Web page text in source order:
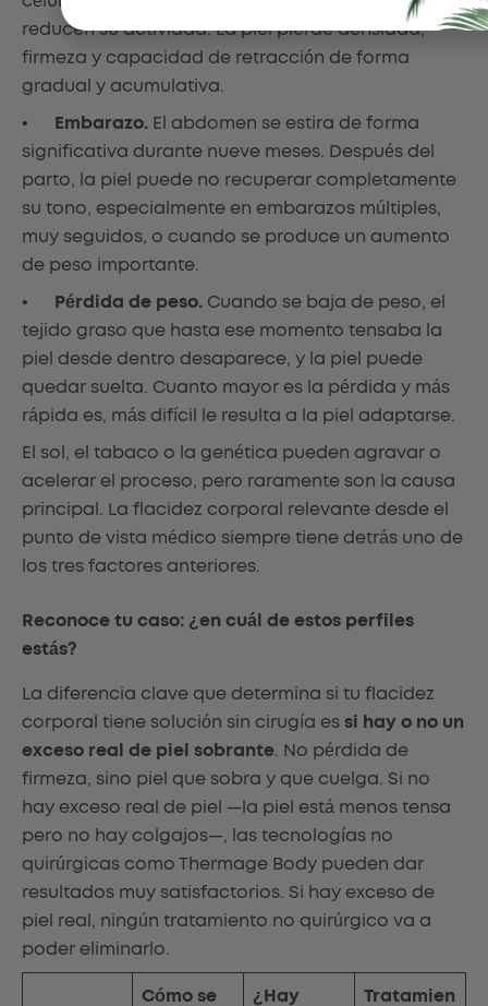
reducen su actividad. La piel pierde densidad,
firmeza y capacidad de retracción de forma
gradual y acumulativa.
• Embarazo. El abdomen se estira de forma
significativa durante nueve meses. Después del
parto, la piel puede no recuperar completamente
su tono, especialmente en embarazos múltiples,
muy seguidos, o cuando se produce un aumento
de peso importante.
• Pérdida de peso. Cuando se baja de peso, el
tejido graso que hasta ese momento tensaba la
piel desde dentro desaparece, y la piel puede
quedar suelta. Cuanto mayor es la pérdida y más
rápida es, más difícil le resulta a la piel adaptarse.
El sol, el tabaco o la genética pueden agravar o
acelerar el proceso, pero raramente son la causa
principal. La flacidez corporal relevante desde el
punto de vista médico siempre tiene detrás uno de
los tres factores anteriores.
Reconoce tu caso: ¿en cuál de estos perfiles
estás?
La diferencia clave que determina si tu flacidez
corporal tiene solución sin cirugía es si hay o no un
exceso real de piel sobrante. No pérdida de
firmeza, sino piel que sobra y que cuelga. Si no
hay exceso real de piel —la piel está menos tensa
pero no hay colgajos—, las tecnologías no
quirúrgicas como Thermage Body pueden dar
resultados muy satisfactorios. Si hay exceso de
piel real, ningún tratamiento no quirúrgico va a
poder eliminarlo.
Cómo se
¿Hay
Tratamien